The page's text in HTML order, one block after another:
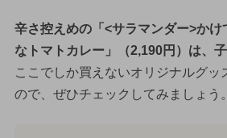
辛さ控えめの「<サラマンダー>か
なトマトカレー」（2,190円）は、
ここでしか買えないオリジナルグッ
ので、ぜひチェックしてみましょう。